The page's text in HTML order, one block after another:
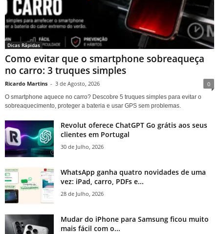
Dicas Rápidas
Como evitar que o smartphone sobreaqueça
no carro: 3 truques simples
Ricardo Martins - 3 de Agosto, 2026 0
O smartphone aquece no carro? Descobre 5 truques simples para evitar o
sobreaquecimento, proteger a bateria e usar GPS sem problemas.
Revolut oferece ChatGPT Go grátis aos seus
clientes em Portugal
30 de Julho, 2026
WhatsApp ganha quatro novidades de uma
vez: iPad, carro, PDFs e...
28 de Julho, 2026
Mudar do iPhone para Samsung ficou muito
mais fácil com o...